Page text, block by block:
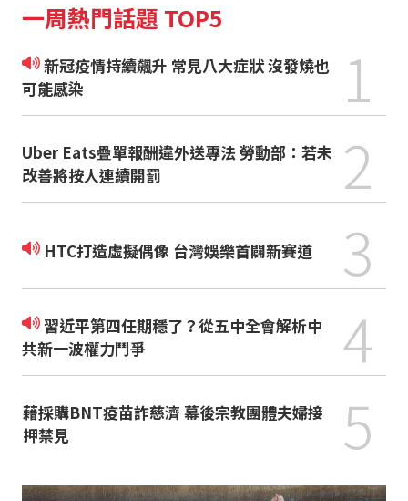
一周熱門話題 TOP5
新冠疫情持續飆升 常見八大症狀 沒發燒也
可能感染
1
Uber Eats疊單報酬違外送專法 勞動部：若未
改善將按人連續開罰
2
HTC打造虛擬偶像 台灣娛樂首闢新賽道 3
習近平第四任期穩了？從五中全會解析中
共新一波權力鬥爭
4
藉採購BNT疫苗詐慈濟 幕後宗教團體夫婦接
押禁見
5